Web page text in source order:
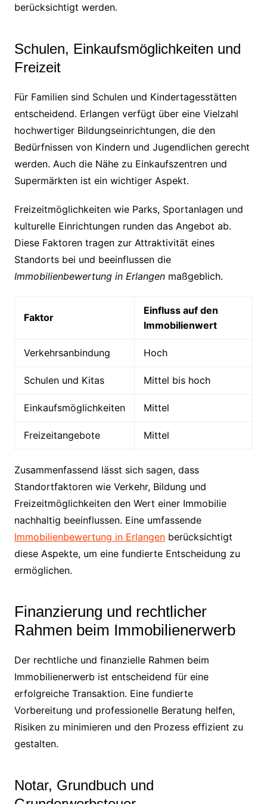
berücksichtigt werden.
Schulen, Einkaufsmöglichkeiten und
Freizeit
Für Familien sind Schulen und Kindertagesstätten
entscheidend. Erlangen verfügt über eine Vielzahl
hochwertiger Bildungseinrichtungen, die den
Bedürfnissen von Kindern und Jugendlichen gerecht
werden. Auch die Nähe zu Einkaufszentren und
Supermärkten ist ein wichtiger Aspekt.
Freizeitmöglichkeiten wie Parks, Sportanlagen und
kulturelle Einrichtungen runden das Angebot ab.
Diese Faktoren tragen zur Attraktivität eines
Standorts bei und beeinflussen die
Immobilienbewertung in Erlangenmaßgeblich.
Faktor
Einfluss auf den
Immobilienwert
Verkehrsanbindung Hoch
Schulen und Kitas Mittel bis hoch
Einkaufsmöglichkeiten Mittel
Freizeitangebote Mittel
Zusammenfassend lässt sich sagen, dass
Standortfaktoren wie Verkehr, Bildung und
Freizeitmöglichkeiten den Wert einer Immobilie
nachhaltig beeinflussen. Eine umfassende
Immobilienbewertung in Erlangenberücksichtigt
diese Aspekte, um eine fundierte Entscheidung zu
ermöglichen.
Finanzierung und rechtlicher
Rahmen beim Immobilienerwerb
Der rechtliche und finanzielle Rahmen beim
Immobilienerwerb ist entscheidend für eine
erfolgreiche Transaktion. Eine fundierte
Vorbereitung und professionelle Beratung helfen,
Risiken zu minimieren und den Prozess effizient zu
gestalten.
Notar, Grundbuch und